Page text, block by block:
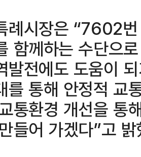
례시장은 “7602
함께하는 수단으
발전에도 도움이
를 통해 안정적 교
통환경 개선을 통
들어 가겠다”고